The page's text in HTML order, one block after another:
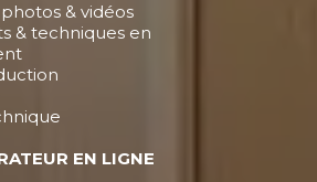
& vidéos
& techniques en
EN LIGNE